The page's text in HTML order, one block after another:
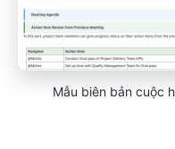
Mẫu biên bản cuộc